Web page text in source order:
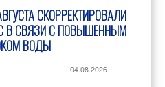
СКОРРЕКТИРОВАЛИ
В СВЯЗИ С ПОВЫШЕННЫМ
ВОДЫ
04.08.2026